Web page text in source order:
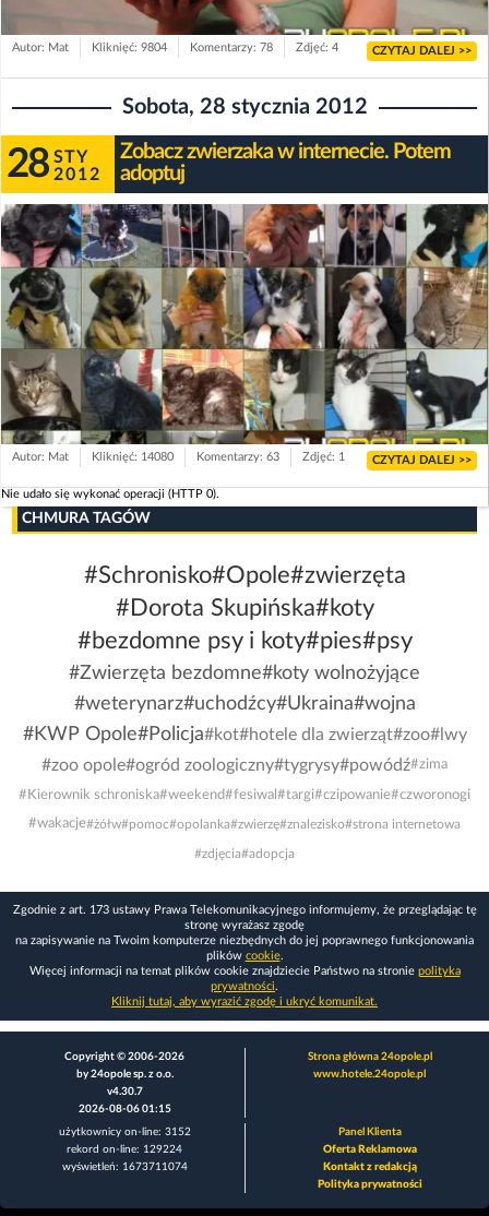
Autor: Mat Kliknięć: 9804 Komentarzy: 78 Zdjęć: 4 CZYTAJ DALEJ >>
Sobota, 28 stycznia 2012
28 STY
2012
Zobacz zwierzaka w internecie. Potem
adoptuj
Autor: Mat Kliknięć: 14080 Komentarzy: 63 Zdjęć: 1 CZYTAJ DALEJ >>
Nie udało się wykonać operacji (HTTP 0).
CHMURA TAGÓW
#Schronisko#Opole#zwierzęta
#Dorota Skupińska#koty
#bezdomne psy i koty#pies#psy
#Zwierzęta bezdomne#koty wolnożyjące
#weterynarz#uchodźcy#Ukraina#wojna
#KWP Opole#Policja#kot#hotele dla zwierząt#zoo#lwy
#zoo opole#ogród zoologiczny#tygrysy#powódź#zima
#Kierownik schroniska#weekend#fesiwal #targi#czipowanie#czworonogi
#wakacje#żółw#pomoc#opolanka#zwierzę#znalezisko#strona internetowa
#zdjęcia#adopcja
Zgodnie z art. 173 ustawy Prawa Telekomunikacyjnego informujemy, że przeglądając tę
stronę wyrażasz zgodę
na zapisywanie na Twoim komputerze niezbędnych do jej poprawnego funkcjonowania
plików cookie.
Więcej informacji na temat plików cookie znajdziecie Państwo na stronie polityka
prywatności.
Kliknij tutaj, aby wyrazić zgodę i ukryć komunikat.
Copyright © 2006-2026
by 24opole sp. z o.o.
v4.30.7
2026-08-06 01:15
Strona główna 24opole.pl
www.hotele.24opole.pl
użytkownicy on-line: 3152
rekord on-line: 129224
wyświetleń: 1673711074
Panel Klienta
Oferta Reklamowa
Kontakt z redakcją
Polityka prywatności